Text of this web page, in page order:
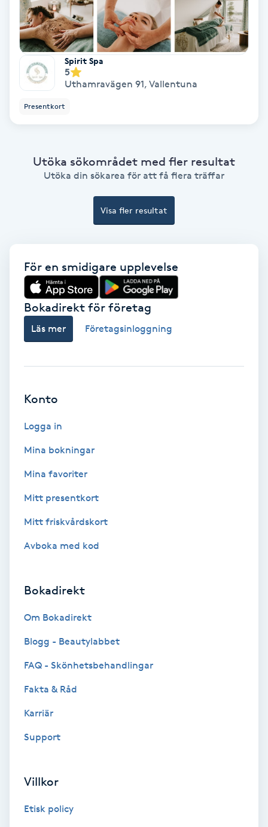
Funktionsanalys
Färgning
Föning
Gelenaglar
Gellack med förstärkning
Gravidyoga
Hatha Yoga
Healing
Herrklippning
Hot yoga
Hudföryngring
Hudvård
Hyperhidros
Spirit Spa
5
Uthamravägen 91, Vallentuna
Presentkort
Utöka sökområdet med fler resultat
Utöka din sökarea för att få flera träffar
Visa fler resultat
För en smidigare upplevelse
Bokadirekt för företag
Läs mer Företagsinloggning
Konto
Logga in
Mina bokningar
Mina favoriter
Mitt presentkort
Mitt friskvårdskort
Avboka med kod
Bokadirekt
Om Bokadirekt
Blogg - Beautylabbet
FAQ - Skönhetsbehandlingar
Fakta & Råd
Karriär
Support
Villkor
Etisk policy